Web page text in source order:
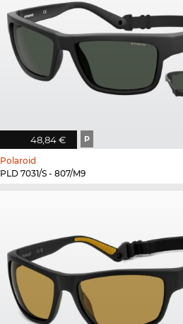
48,84 € P
Polaroid
PLD 7031/S - 807/M9